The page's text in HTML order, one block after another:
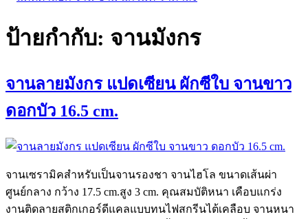
ป้ายกำกับ: จานมังกร
จานลายมังกร แปดเซียน ผักซีใบ จานขาว
ดอกบัว 16.5 cm.
จานเซรามิคสำหรับเป็นจานรองชา จานไฮโล ขนาดเส้นผ่า
ศูนย์กลาง กว้าง 17.5 cm.สูง 3 cm. คุณสมบัติหนา เคือบแกร่ง
งานติดลายสติกเกอร์ดีแคลแบบทนไฟสกรีนไต้เคลือบ จานหนา